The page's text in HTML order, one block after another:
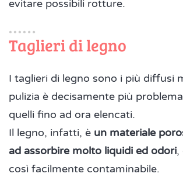
evitare possibili rotture.
Taglieri di legno
I taglieri di legno sono i più diffusi
pulizia è decisamente più
quelli fino ad ora elencati.
Il legno, infatti, è un materiale
ad assorbire molto liquidi ed odori,
così facilmente contaminabile.